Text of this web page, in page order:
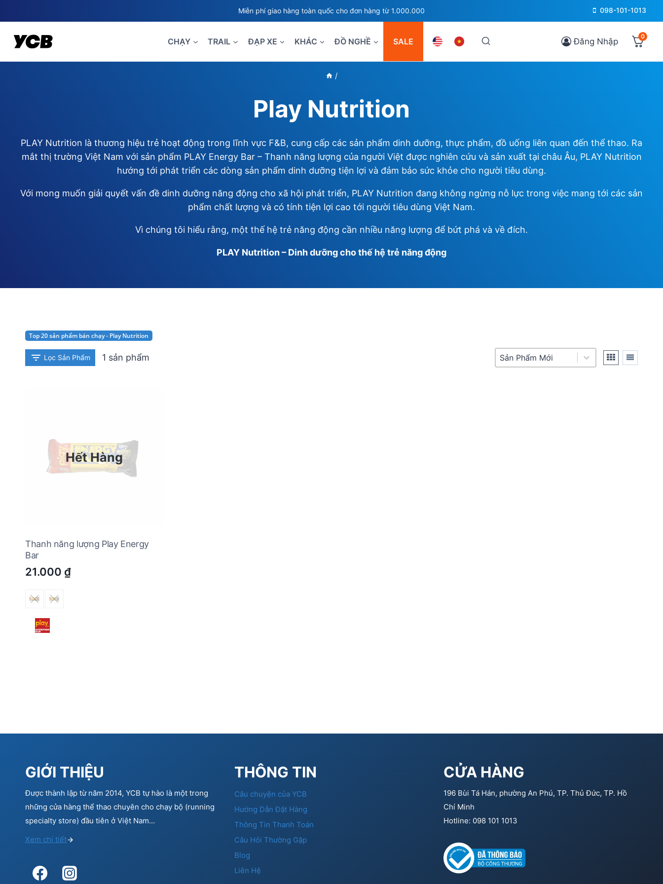
to
content
Miễn phí giao hàng toàn quốc cho đơn hàng từ 1.000.000 098-101-1013
CHẠY TRAIL ĐẠP XE KHÁC ĐỒ NGHỀ SALE Đăng Nhập 0
/
Play Nutrition
PLAY Nutrition là thương hiệu trẻ hoạt động trong lĩnh vực F&B, cung cấp các sản phẩm dinh dưỡng, thực phẩm, đồ uống liên quan đến thể thao. Ra
mắt thị trường Việt Nam với sản phẩm PLAY Energy Bar – Thanh năng lượng của người Việt được nghiên cứu và sản xuất tại châu Âu, PLAY Nutrition
hướng tới phát triển các dòng sản phẩm dinh dưỡng tiện lợi và đảm bảo sức khỏe cho người tiêu dùng.
Với mong muốn giải quyết vấn đề dinh dưỡng năng động cho xã hội phát triển, PLAY Nutrition đang không ngừng nỗ lực trong việc mang tới các sản
phẩm chất lượng và có tính tiện lợi cao tới người tiêu dùng Việt Nam.
Vì chúng tôi hiểu rằng, một thế hệ trẻ năng động cần nhiều năng lượng để bứt phá và về đích.
PLAY Nutrition – Dinh dưỡng cho thế hệ trẻ năng động
Top 20 sản phẩm bán chạy - Play Nutrition
Lọc Sản Phẩm 1 sản phẩm Product Sort
Sort content
Hết Hàng
Thanh năng lượng Play Energy
Bar
21.000 ₫
GIỚI THIỆU
Được thành lập từ năm 2014, YCB tự hào là một trong
những cửa hàng thể thao chuyên cho chạy bộ (running
specialty store) đầu tiên ở Việt Nam…
Xem chi tiết
THÔNG TIN
Câu chuyện của YCB
Hướng Dẫn Đặt Hàng
Thông Tin Thanh Toán
Câu Hỏi Thường Gặp
Blog
Liên Hệ
CỬA HÀNG
196 Bùi Tá Hán, phường An Phú, TP. Thủ Đức, TP. Hồ
Chí Minh
Hotline: 098 101 1013